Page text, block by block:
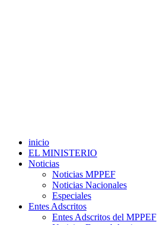
inicio
EL MINISTERIO
Noticias
Noticias MPPEF
Noticias Nacionales
Especiales
Entes Adscritos
Entes Adscritos del MPPEF